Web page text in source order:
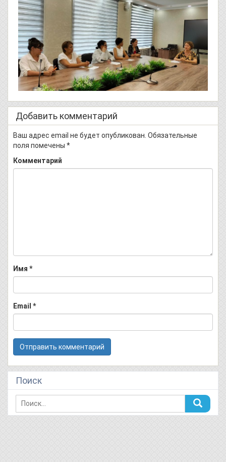
Добавить комментарий
Ваш адрес email не будет опубликован. Обязательные
поля помечены *
Комментарий
Имя *
Email *
Поиск